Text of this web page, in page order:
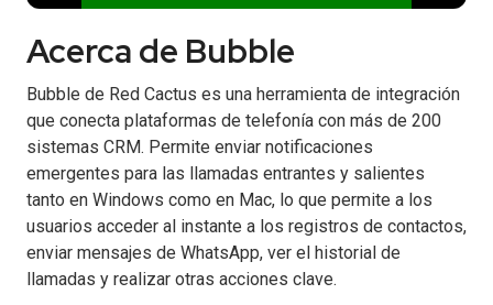
Acerca de Bubble
Bubble de Red Cactus es una herramienta de integración
que conecta plataformas de telefonía con más de 200
sistemas CRM. Permite enviar notificaciones
emergentes para las llamadas entrantes y salientes
tanto en Windows como en Mac, lo que permite a los
usuarios acceder al instante a los registros de contactos,
enviar mensajes de WhatsApp, ver el historial de
llamadas y realizar otras acciones clave.